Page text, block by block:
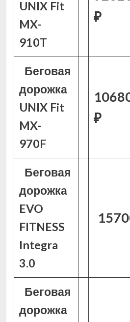
UNIX Fit
MX-
910T
₽
Беговая
дорожка
UNIX Fit
MX-
970F
₽
Беговая
дорожка
EVO
FITNESS
Integra
3.0
Беговая
дорожка